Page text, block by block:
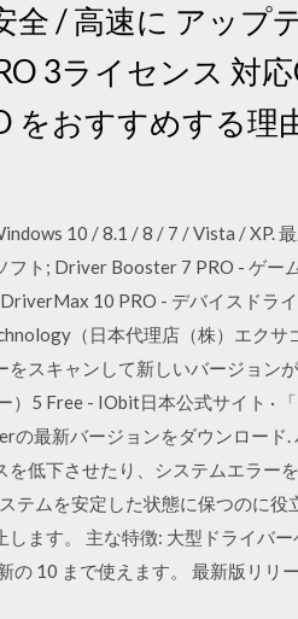
全 / 高速に アップ
3ライセンス 対
をおすすめする理
10 / 8.1 / 8 / 7 / Vista / XP.
フト; Driver Booster 7 PRO - ゲ
10 PRO - デバイスドラ
（日本代理店（株）エク
をスキャンして新しいバージョン
）5 Free - IObit日本公式サイト
最新バージョンをダウンロー
低下させたり、システムエラー
テムを安定した状態に保つのに
ます。 主な特徴: 大型ドライバ
の 10 まで使えます。 最新版リリ